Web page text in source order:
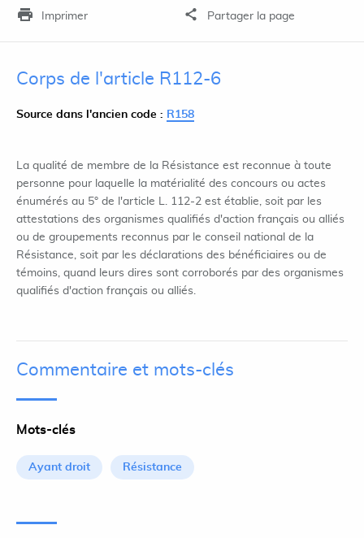
Imprimer Partager la page
Corps de l'article R112-6
Source dans l'ancien code : R158
La qualité de membre de la Résistance est reconnue à toute
personne pour laquelle la matérialité des concours ou actes
énumérés au 5° de l'article L. 112-2 est établie, soit par les
attestations des organismes qualifiés d'action français ou alliés
ou de groupements reconnus par le conseil national de la
Résistance, soit par les déclarations des bénéficiaires ou de
témoins, quand leurs dires sont corroborés par des organismes
qualifiés d'action français ou alliés.
Commentaire et mots-clés
Mots-clés
Ayant droit Résistance